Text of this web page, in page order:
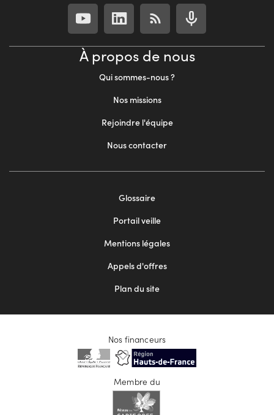
À propos de nous
Qui sommes-nous ?
Nos missions
Rejoindre l'équipe
Nous contacter
Glossaire
Portail veille
Mentions légales
Appels d'offres
Plan du site
Nos financeurs
Membre du